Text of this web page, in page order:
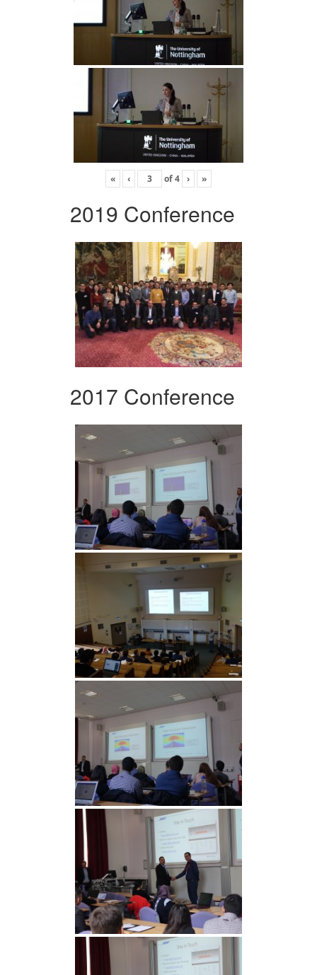
« ‹ of4 › »
2019 Conference
2017 Conference